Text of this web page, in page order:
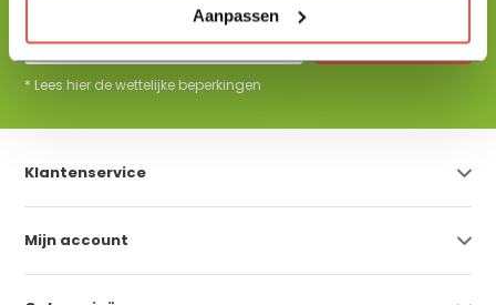
Aanpassen
Abonneer
* Lees hier de wettelijke beperkingen
Klantenservice
Mijn account